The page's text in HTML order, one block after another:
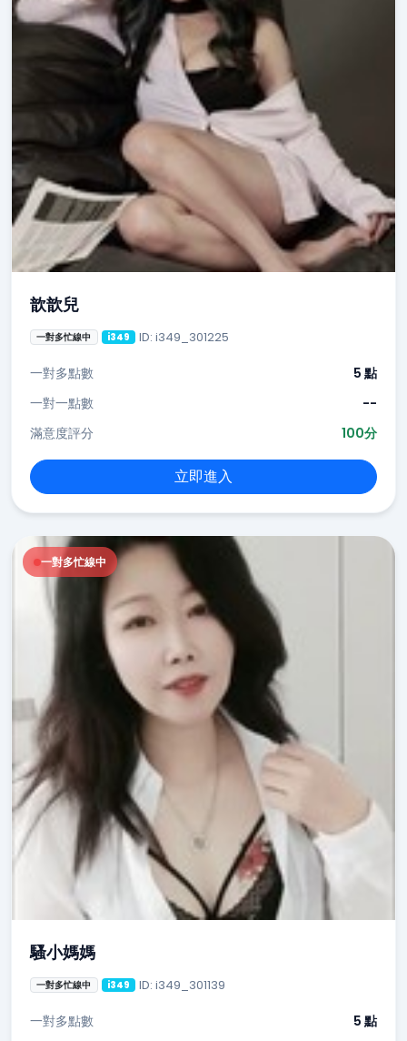
歆歆兒
一對多忙線中 i349 ID: i349_301225
一對多點數
5 點
一對一點數
--
滿意度評分
100分
立即進入
一對多忙線中
騷小媽媽
一對多忙線中 i349 ID: i349_301139
一對多點數 5 點